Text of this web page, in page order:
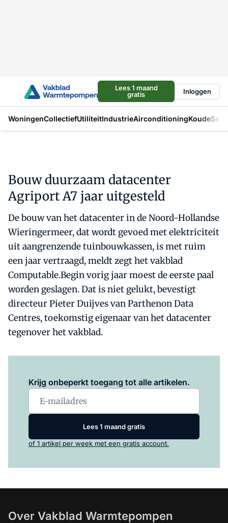
Lees 1 maand
gratis
Inloggen
WoningenCollectiefUtiliteitIndustrieAirconditioningKoude
Bouw duurzaam datacenter
Agriport A7 jaar uitgesteld
De bouw van het datacenter in de Noord-Hollandse
Wieringermeer, dat wordt gevoed met elektriciteit
uit aangrenzende tuinbouwkassen, is met ruim
een jaar vertraagd, meldt zegt het vakblad
Computable.Begin vorig jaar moest de eerste paal
worden geslagen. Dat is niet gelukt, bevestigt
directeur Pieter Duijves van Parthenon Data
Centres, toekomstig eigenaar van het datacenter
tegenover het vakblad.
Krijg onbeperkt toegang tot alle artikelen.
Lees 1 maand gratis
of 1 artikel per week met een gratis account.
Over Vakblad Warmtepompen